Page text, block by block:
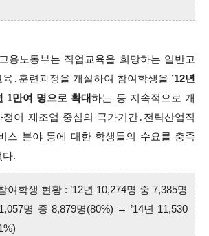
용노동부는 직업교육을 희망하는 일반고
․훈련과정을 개설하여 참여학생을 ’12년
1만여 명으로 확대하는 등 지속적으로 개
정이 제조업 중심의 국가기간․전략산업직
스 분야 등에 대한 학생들의 수요를 충족
다.
학생 현황 : ’12년 10,274명 중 7,385명
명 중 8,879명(80%) → ’14년 11,530